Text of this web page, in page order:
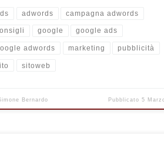
adwords campagna adwords
google google ads
adwords marketing pubblicità
sitoweb
Bernardo Pubblicato5